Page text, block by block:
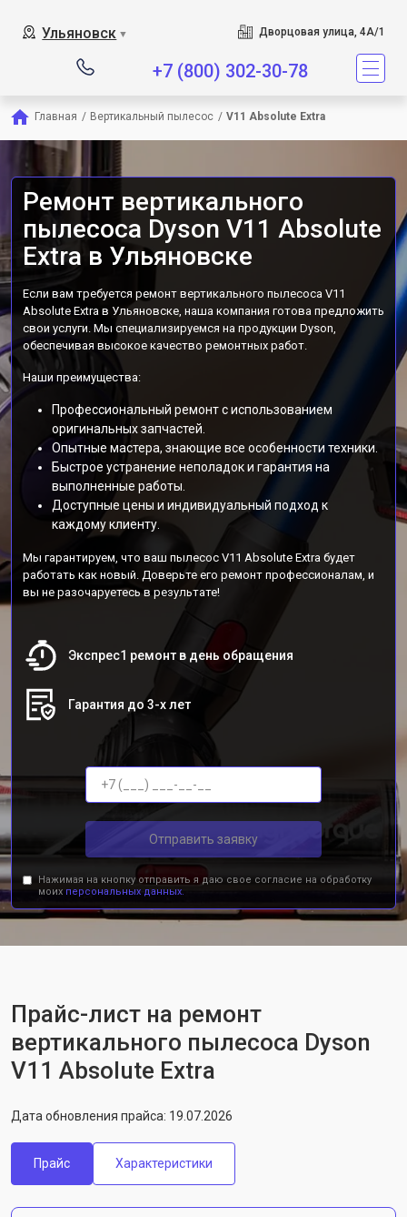
Ульяновск ▼ Дворцовая улица, 4А/1
+7 (800) 302-30-78
Главная / Вертикальный пылесос / V11 Absolute Extra
Ремонт вертикального
пылесоса Dyson V11 Absolute
Extra в Ульяновске
Если вам требуется ремонт вертикального пылесоса V11
Absolute Extra в Ульяновске, наша компания готова предложить
свои услуги. Мы специализируемся на продукции Dyson,
обеспечивая высокое качество ремонтных работ.
Наши преимущества:
Профессиональный ремонт с использованием
оригинальных запчастей.
Опытные мастера, знающие все особенности техники.
Быстрое устранение неполадок и гарантия на
выполненные работы.
Доступные цены и индивидуальный подход к
каждому клиенту.
Мы гарантируем, что ваш пылесос V11 Absolute Extra будет
работать как новый. Доверьте его ремонт профессионалам, и
вы не разочаруетесь в результате!
Экспрес1 ремонт в день обращения
Гарантия до 3-х лет
Отправить заявку
Нажимая на кнопку отправить я даю свое согласие на обработку
моих персональных данных.
Прайс-лист на ремонт
вертикального пылесоса Dyson
V11 Absolute Extra
Дата обновления прайса: 19.07.2026
Прайс Характеристики